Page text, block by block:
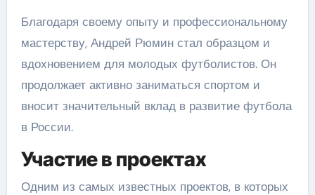
Благодаря своему опыту и профессиональному
мастерству, Андрей Рюмин стал образцом и
вдохновением для молодых футболистов. Он
продолжает активно заниматься спортом и
вносит значительный вклад в развитие футбола
в России.
Участие в проектах
Одним из самых известных проектов, в которых